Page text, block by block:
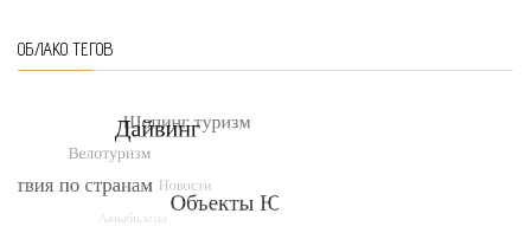
ОБЛАКО ТЕГОВ